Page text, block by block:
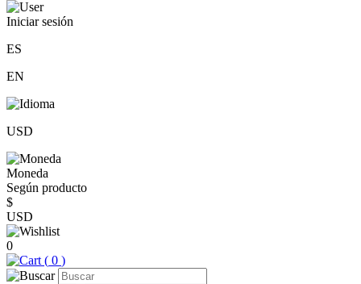
Iniciar sesión
ES
EN
USD
Moneda
Según producto
$
USD
0
( 0 )